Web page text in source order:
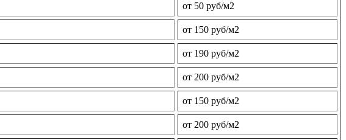
от 50 руб/м2
от 150 руб/м2
от 190 руб/м2
от 200 руб/м2
от 150 руб/м2
от 200 руб/м2